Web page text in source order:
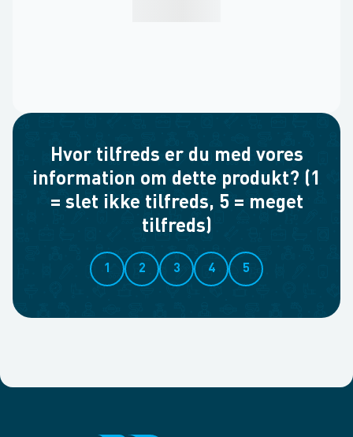
Hvor tilfreds er du med vores
information om dette produkt? (1
= slet ikke tilfreds, 5 = meget
tilfreds)
1 2 3 4 5